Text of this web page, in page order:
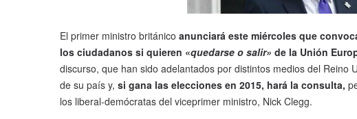
El primer ministro británico anunciará este miércoles que
los ciudadanos si quieren «quedarse o salir» de la Unión
discurso, que han sido adelantados por distintos medios del Reino
de su país y, si gana las elecciones en 2015, hará la consulta,
los liberal-demócratas del viceprimer ministro, Nick Clegg.